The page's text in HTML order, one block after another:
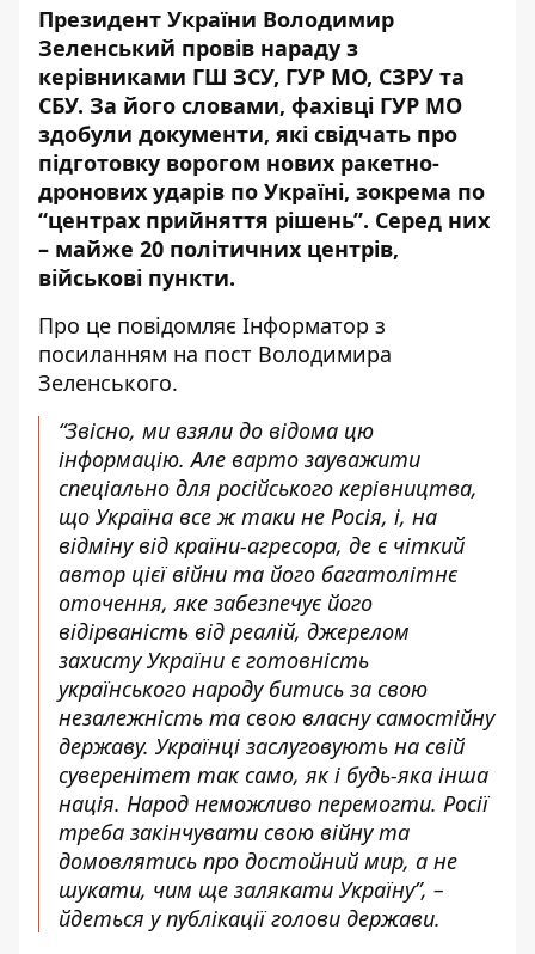
Президент України Володимир
Зеленський провів нараду з
керівниками ГШ ЗСУ, ГУР МО, СЗРУ та
СБУ. За його словами, фахівці ГУР МО
здобули документи, які свідчать про
підготовку ворогом нових ракетно-
дронових ударів по Україні, зокрема по
“центрах прийняття рішень”. Серед них
– майже 20 політичних центрів,
військові пункти.
Про це повідомляє Інформатор з
посиланням на пост Володимира
Зеленського.
“Звісно, ми взяли до відома цю
інформацію. Але варто зауважити
спеціально для російського керівництва,
що Україна все ж таки не Росія, і, на
відміну від країни-агресора, де є чіткий
автор цієї війни та його багатолітнє
оточення, яке забезпечує його
відірваність від реалій, джерелом
захисту України є готовність
українського народу битись за свою
незалежність та свою власну самостійну
державу. Українці заслуговують на свій
суверенітет так само, як і будь-яка інша
нація. Народ неможливо перемогти. Росії
треба закінчувати свою війну та
домовлятись про достойний мир, а не
шукати, чим ще залякати Україну”, –
йдеться у публікації голови держави.